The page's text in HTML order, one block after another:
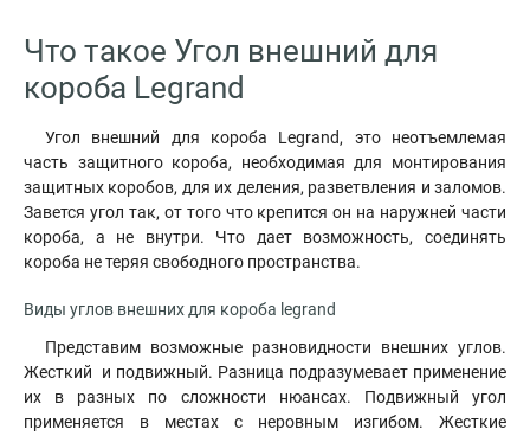
Что такое Угол внешний для
короба Legrand
Угол внешний для короба Legrand, это неотъемлемая
часть защитного короба, необходимая для монтирования
защитных коробов, для их деления, разветвления и заломов.
Завется угол так, от того что крепится он на наружней части
короба, а не внутри. Что дает возможность, соединять
короба не теряя свободного пространства.
Виды углов внешних для короба legrand
Представим возможные разновидности внешних углов.
Жесткий и подвижный. Разница подразумевает применение
их в разных по сложности нюансах. Подвижный угол
применяется в местах с неровным изгибом. Жесткие